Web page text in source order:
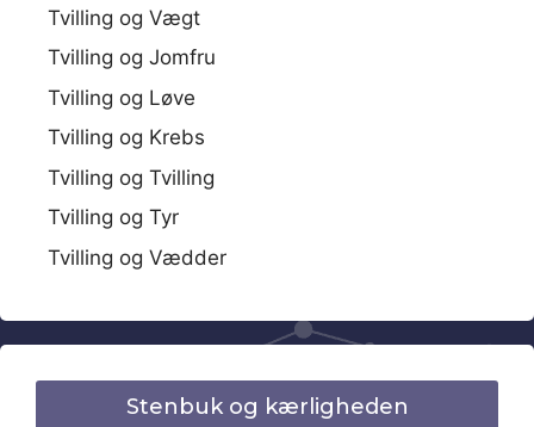
Tvilling og Vægt
Tvilling og Jomfru
Tvilling og Løve
Tvilling og Krebs
Tvilling og Tvilling
Tvilling og Tyr
Tvilling og Vædder
Stenbuk og kærligheden